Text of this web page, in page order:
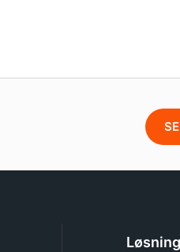
Løsning